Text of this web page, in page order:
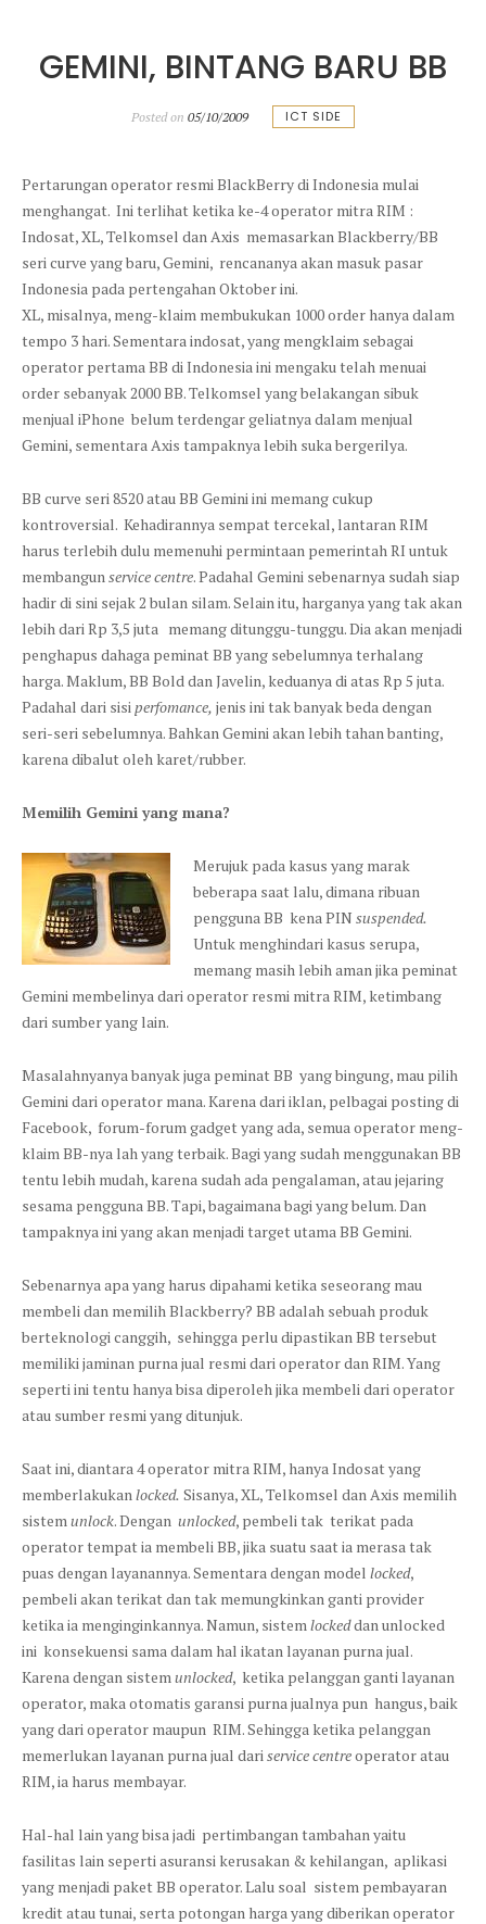
GEMINI, BINTANG BARU BB
Posted on 05/10/2009 ICT SIDE
Pertarungan operator resmi BlackBerry di Indonesia mulai
menghangat. Ini terlihat ketika ke-4 operator mitra RIM :
Indosat, XL, Telkomsel dan Axis memasarkan Blackberry/BB
seri curve yang baru, Gemini, rencananya akan masuk pasar
Indonesia pada pertengahan Oktober ini.
XL, misalnya, meng-klaim membukukan 1000 order hanya dalam
tempo 3 hari. Sementara indosat, yang mengklaim sebagai
operator pertama BB di Indonesia ini mengaku telah menuai
order sebanyak 2000 BB. Telkomsel yang belakangan sibuk
menjual iPhone belum terdengar geliatnya dalam menjual
Gemini, sementara Axis tampaknya lebih suka bergerilya.
BB curve seri 8520 atau BB Gemini ini memang cukup
kontroversial. Kehadirannya sempat tercekal, lantaran RIM
harus terlebih dulu memenuhi permintaan pemerintah RI untuk
membangun service centre. Padahal Gemini sebenarnya sudah siap
hadir di sini sejak 2 bulan silam. Selain itu, harganya yang tak akan
lebih dari Rp 3,5 juta memang ditunggu-tunggu. Dia akan menjadi
penghapus dahaga peminat BB yang sebelumnya terhalang
harga. Maklum, BB Bold dan Javelin, keduanya di atas Rp 5 juta.
Padahal dari sisi perfomance, jenis ini tak banyak beda dengan
seri-seri sebelumnya. Bahkan Gemini akan lebih tahan banting,
karena dibalut oleh karet/rubber.
Memilih Gemini yang mana?
Merujuk pada kasus yang marak
beberapa saat lalu, dimana ribuan
pengguna BB kena PIN suspended.
Untuk menghindari kasus serupa,
memang masih lebih aman jika peminat
Gemini membelinya dari operator resmi mitra RIM, ketimbang
dari sumber yang lain.
Masalahnyanya banyak juga peminat BB yang bingung, mau pilih
Gemini dari operator mana. Karena dari iklan, pelbagai posting di
Facebook, forum-forum gadget yang ada, semua operator meng-
klaim BB-nya lah yang terbaik. Bagi yang sudah menggunakan BB
tentu lebih mudah, karena sudah ada pengalaman, atau jejaring
sesama pengguna BB. Tapi, bagaimana bagi yang belum. Dan
tampaknya ini yang akan menjadi target utama BB Gemini.
Sebenarnya apa yang harus dipahami ketika seseorang mau
membeli dan memilih Blackberry? BB adalah sebuah produk
berteknologi canggih, sehingga perlu dipastikan BB tersebut
memiliki jaminan purna jual resmi dari operator dan RIM. Yang
seperti ini tentu hanya bisa diperoleh jika membeli dari operator
atau sumber resmi yang ditunjuk.
Saat ini, diantara 4 operator mitra RIM, hanya Indosat yang
memberlakukan locked. Sisanya, XL, Telkomsel dan Axis memilih
sistem unlock. Dengan unlocked, pembeli tak terikat pada
operator tempat ia membeli BB, jika suatu saat ia merasa tak
puas dengan layanannya. Sementara dengan model locked,
pembeli akan terikat dan tak memungkinkan ganti provider
ketika ia menginginkannya. Namun, sistem lockeddan unlocked
ini konsekuensi sama dalam hal ikatan layanan purna jual.
Karena dengan sistem unlocked, ketika pelanggan ganti layanan
operator, maka otomatis garansi purna jualnya pun hangus, baik
yang dari operator maupun RIM. Sehingga ketika pelanggan
memerlukan layanan purna jual dari service centreoperator atau
RIM, ia harus membayar.
Hal-hal lain yang bisa jadi pertimbangan tambahan yaitu
fasilitas lain seperti asuransi kerusakan & kehilangan, aplikasi
yang menjadi paket BB operator. Lalu soal sistem pembayaran
kredit atau tunai, serta potongan harga yang diberikan operator